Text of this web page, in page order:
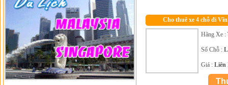
Cho thuê xe 4 chỗ đi
Hãng Xe :
Số Chỗ :
Giá : Liên